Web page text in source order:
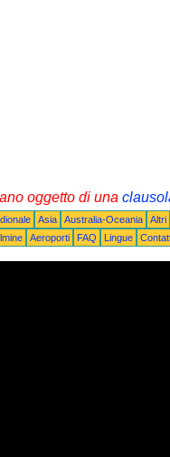
oggetto di una
Asia Australia-Oceania
Altri
Aeroporti FAQ Lingue